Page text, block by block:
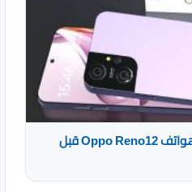
تسريبات مواصفات سلسلة هواتف Oppo Reno12 قبل